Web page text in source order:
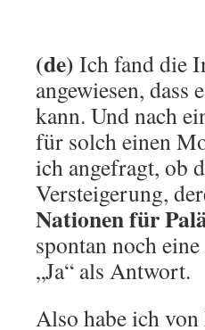
(de) Ich fand die
angewiesen, dass
kann. Und nach
für solch einen
ich angefragt, ob
Versteigerung,
Nationen für
spontan noch
„Ja“ als Antwort.
Also habe ich